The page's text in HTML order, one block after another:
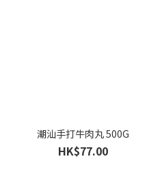
潮汕手打牛肉丸 500G
HK$77.00